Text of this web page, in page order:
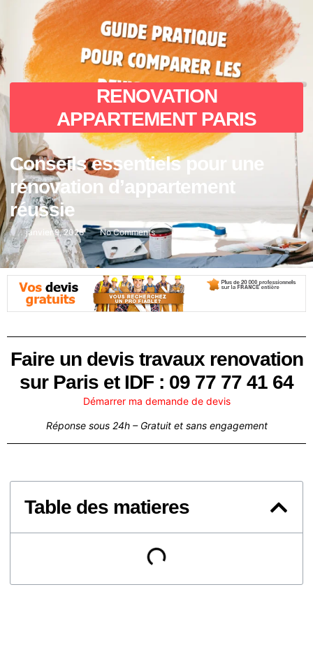
RENOVATION
APPARTEMENT PARIS
Conseils essentiels pour une
rénovation d’appartement
réussie
janvier 9, 2026 No Comments
Faire un devis travaux renovation
sur Paris et IDF : 09 77 77 41 64
Démarrer ma demande de devis
Réponse sous 24h – Gratuit et sans engagement
Table des matieres